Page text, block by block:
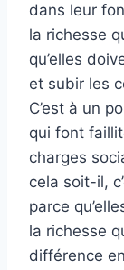
dans leur
la richesse
qu’elles
et subir les
C’est à un
qui font
charges
cela soit-il,
parce
la richesse
différence